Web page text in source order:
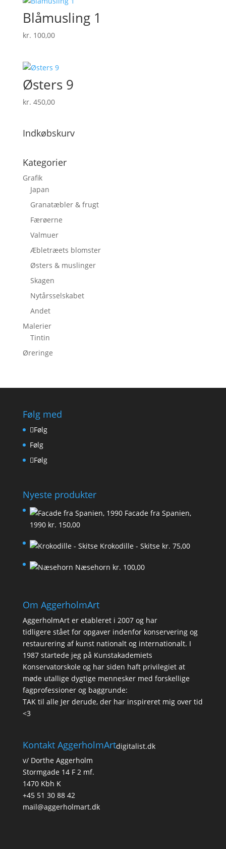
Blåmusling 1
kr. 100,00
Østers 9
kr. 450,00
Indkøbskurv
Kategorier
Grafik
Japan
Granatæbler & frugt
Færøerne
Valmuer
Æbletræets blomster
Østers & muslinger
Skagen
Nytårsselskabet
Andet
Malerier
Tintin
Øreringe
Følg med
Følg
Følg
Følg
Nyeste produkter
Facade fra Spanien,
1990 kr. 150,00
Krokodille - Skitse kr. 75,00
Næsehorn kr. 100,00
Om AggerholmArt
AggerholmArt er etableret i 2007 og har
tidligere stået for opgaver indenfor konservering og
restaurering af kunst nationalt og internationalt. I
1987 startede jeg på Kunstakademiets
Konservatorskole og har siden haft privilegiet at
møde utallige dygtige mennesker med forskellige
fagprofessioner og baggrunde:
TAK til alle Jer derude, der har inspireret mig over tid
<3
Kontakt AggerholmArt
v/ Dorthe Aggerholm
Stormgade 14 F 2 mf.
1470 Kbh K
+45 51 30 88 42
mail@aggerholmart.dk
digitalist.dk